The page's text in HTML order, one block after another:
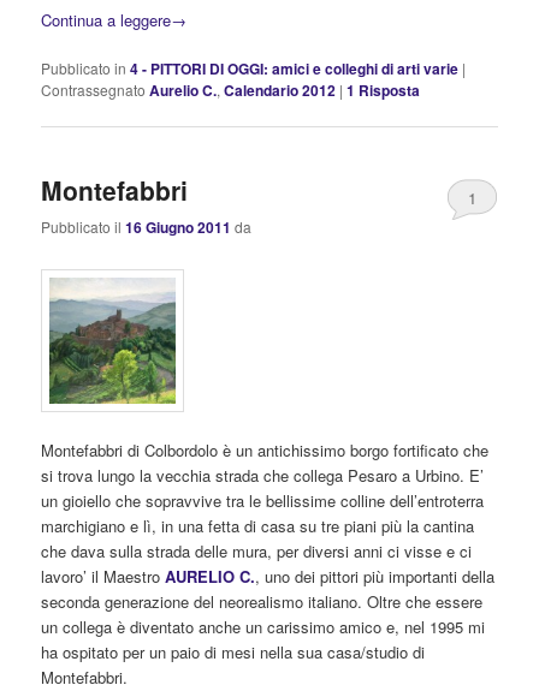
Continua a leggere→
Pubblicato in 4 - PITTORI DI OGGI: amici e colleghi di arti varie |
Contrassegnato Aurelio C.,Calendario 2012 |1 Risposta
Montefabbri
Pubblicato il16 Giugno 2011 da
1
Montefabbri di Colbordolo è un antichissimo borgo fortificato che
si trova lungo la vecchia strada che collega Pesaro a Urbino. E’
un gioiello che sopravvive tra le bellissime colline dell’entroterra
marchigiano e lì, in una fetta di casa su tre piani più la cantina
che dava sulla strada delle mura, per diversi anni ci visse e ci
lavoro’ il Maestro AURELIO C., uno dei pittori più importanti della
seconda generazione del neorealismo italiano. Oltre che essere
un collega è diventato anche un carissimo amico e, nel 1995 mi
ha ospitato per un paio di mesi nella sua casa/studio di
Montefabbri.